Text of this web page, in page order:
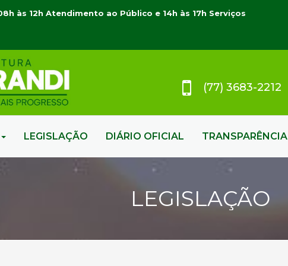
às 12h Atendimento ao Público e 14h às 17h Serviços
(77) 3683-2212
LEGISLAÇÃO DIÁRIO OFICIAL TRANSPARÊNCIA
LEGISLAÇÃO